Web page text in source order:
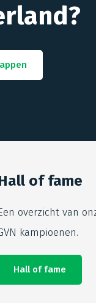
of fame
overzicht van
kampioenen.
Hall of fame